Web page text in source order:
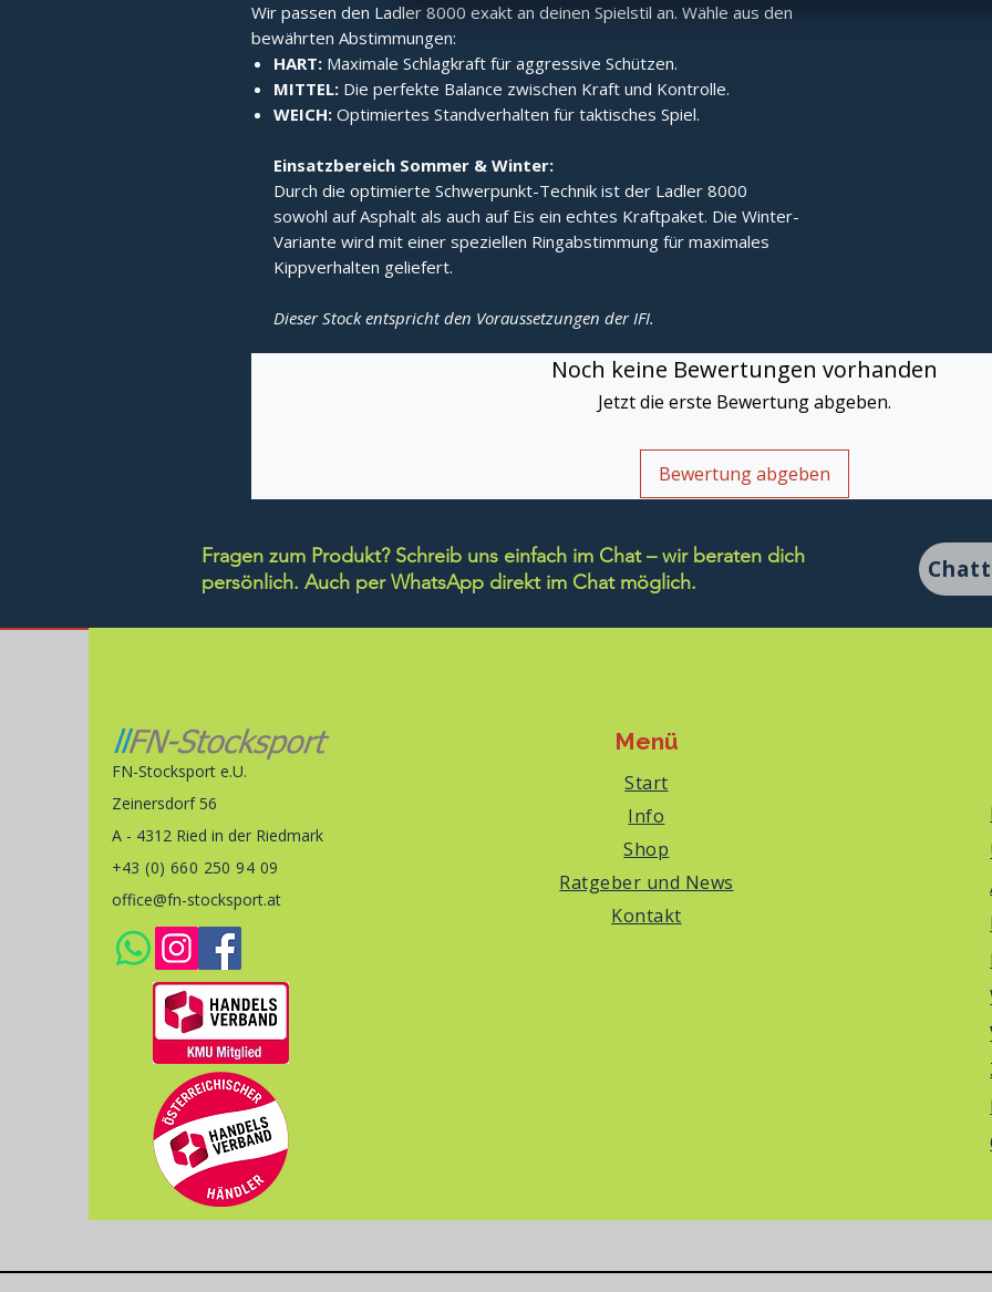
Wir passen den Ladler 8000 exakt an deinen Spielstil an. Wähle aus den
bewährten Abstimmungen:
HART: Maximale Schlagkraft für aggressive Schützen.
MITTEL: Die perfekte Balance zwischen Kraft und Kontrolle.
WEICH: Optimiertes Standverhalten für taktisches Spiel.
Einsatzbereich Sommer & Winter:
Durch die optimierte Schwerpunkt-Technik ist der Ladler 8000
sowohl auf Asphalt als auch auf Eis ein echtes Kraftpaket. Die Winter-
Variante wird mit einer speziellen Ringabstimmung für maximales
Kippverhalten geliefert.
Dieser Stock entspricht den Voraussetzungen der IFI.
Noch keine Bewertungen vorhanden
Jetzt die erste Bewertung abgeben.
Bewertung abgeben
Fragen zum Produkt? Schreib uns einfach im Chat – wir beraten dich
persönlich. Auch per WhatsApp direkt im Chat möglich.
FN-Stocksport e.U.
Zeinersdorf 56
A - 4312 Ried in der Riedmark
+43 (0) 660 250 94 09
office@fn-stocksport.at
Menü
Start
Info
Shop
Ratgeber und News
Kontakt